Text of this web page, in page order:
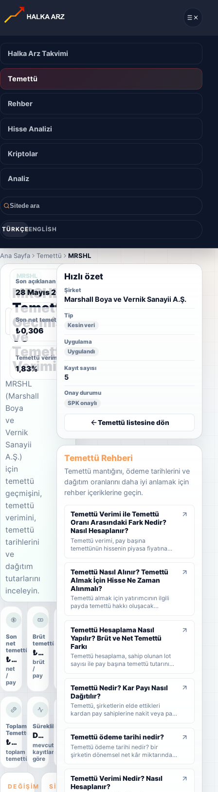
Halka Arz Takvimi
Temettü
Rehber
Hisse Analizi
Kriptolar
Analiz
Sitede ara
TÜRKÇEENGLISH
Ana Sayfa Temettü MRSHL
MRSHL
MRSHL
Temettü
Geçmişi
ve
Temettü
Verimi
MRSHL
(Marshall
Boya
ve
Vernik
Sanayii
A.Ş.)
için
temettü
geçmişini,
temettü
verimini,
temettü
tarihlerini
ve
dağıtım
tutarlarını
inceleyin.
Son açıklanan temettü tarihi
28 Mayıs 2010
Son net temettü
₺0,306
Temettü verimi
1,83%
Son
net
temettü
₺0,306
net
/
pay
Brüt
temettü
₺0,36
brüt
/
pay
Dağıtım
oranı
ödeme
Toplam
Temettü
₺3,6 Mn
toplam
temettü
Süreklilik
Düzenli
mevcut
kayıtlara
göre
durumu
Kesin
DEĞIŞIM SINYAL
Hızlı özet
Şirket
Marshall Boya ve Vernik Sanayii A.Ş.
Tip
Kesin veri
Uygulama
Uygulandı
Kayıt sayısı
5
Onay durumu
SPK onaylı
Temettü listesine dön
Temettü Rehberi
Temettü mantığını, ödeme tarihlerini ve
dağıtım oranlarını daha iyi anlamak için
rehber içeriklerine geçin.
Temettü Verimi ile Temettü
Oranı Arasındaki Fark Nedir?
Nasıl Hesaplanır?
Temettü verimi, pay başına
temettünün hissenin piyasa fiyatına
dağıtıldığını gösterir. KAP'ta görülen
kâr payı oranı ise çoğunlukla 1 TL
nominal değere göre hesaplanan ayrı
bir yüzdedir. Bu rehberde temettü
verimi, dağıtım oranı ve KAP temettü
oranı arasındaki farkları formüller ve
Temettü Nasıl Alınır? Temettü
Almak İçin Hisse Ne Zaman
Alınmalı?
Temettü almak için yatırımcının ilgili
payda temettü hakkı oluşacak
alındığını, hak kullanım tarihi, kayıt
tarihi ve ödeme tarihi arasındaki farkı
ve yatırımcıların nelere dikkat etmesi
gerektiğini sade şekilde bulabilirsiniz.
Temettü Hesaplama Nasıl
Yapılır? Brüt ve Net Temettü
Farkı
Temettü hesaplama, sahip olunan lot
sayısı ile pay başına temettü tutarının
verimi ve örnek hesaplama adımlarını
sade şekilde bulabilirsiniz.
Temettü Nedir? Kar Payı Nasıl
Dağıtılır?
Temettü, şirketlerin elde ettikleri
kardan pay sahiplerine nakit veya pay
nasıl dağıtıldığını, brüt-net temettü
farkını, temettü tarihlerini ve
yatırımcıların dikkat etmesi
gerekenleri sade şekilde bulabilirsiniz.
Temettü ödeme tarihi nedir?
Temettü ödeme tarihi nedir? bir
şirketin dönemsel net kâr miktarından
Temettü Verimi Nedir? Nasıl
Hesaplanır?